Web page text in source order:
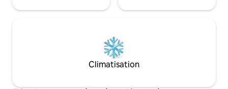
Climatisation